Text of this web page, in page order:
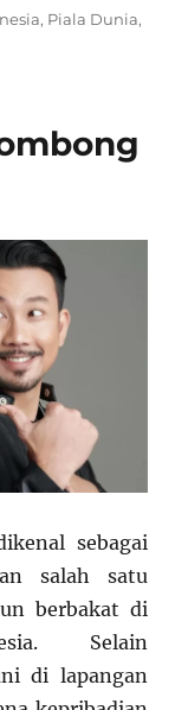
, Piala Dunia,
sebagai
salah satu
berbakat di
Selain
di lapangan